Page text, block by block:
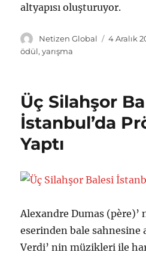
altyapısı oluşturuyor.
Y
a
Netizen Global
Y
t
r
4 Aralık
ödül,yarışma
Üç Silahşor
İstanbul’da
Yaptı
Alexandre Dumas (père)’
eserinden bale sahnesine
Verdi’ nin müzikleri ile